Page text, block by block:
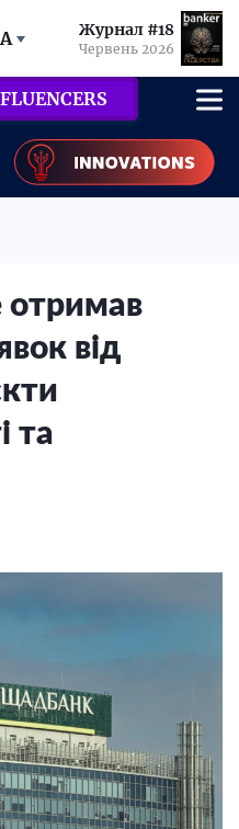
Журнал #18
Червень 2026
від
та